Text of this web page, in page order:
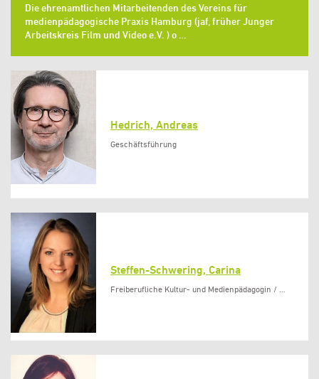
Die ehrenamtlichen Mitarbeitenden des Vereins für
medienpädagogische Praxis Hamburg (jaf, früher Junger
Arbeitskreis Film und Video e.V. ) o …
Hedrich, Andreas
Geschäftsführung
Steffen-Schwering, Carina
Freiberufliche Kultur- und Medienpädagogin / …